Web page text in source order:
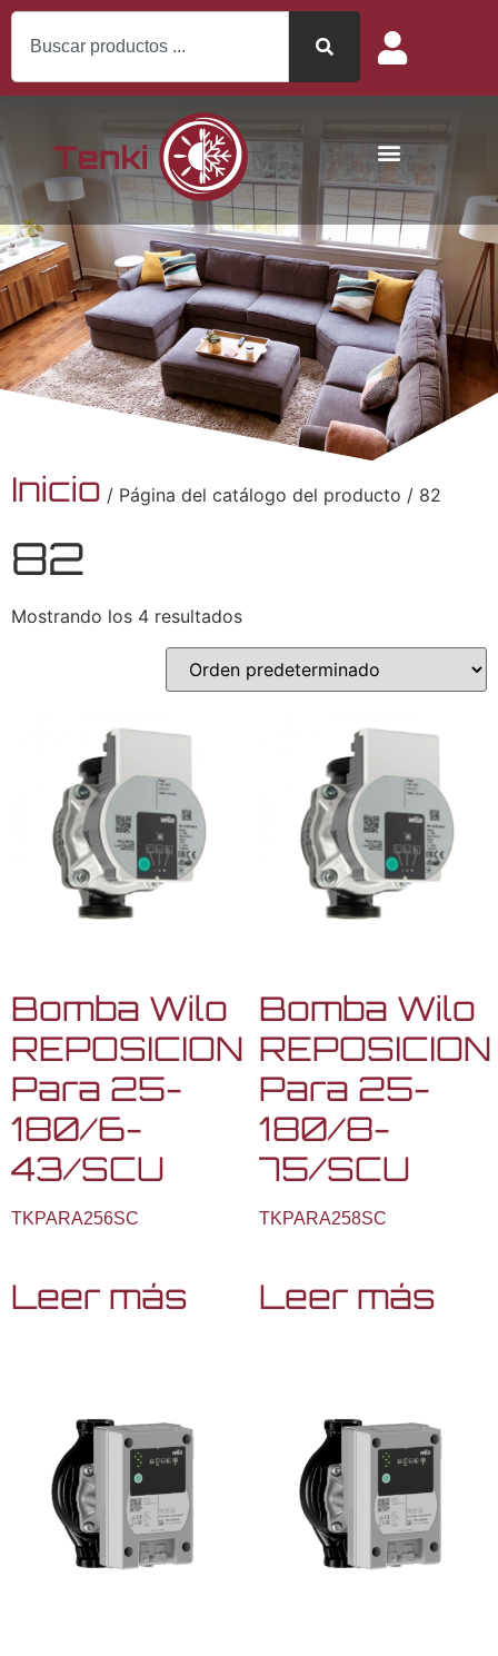
Inicio / Página del catálogo del producto / 82
82
Mostrando los 4 resultados
Bomba Wilo
REPOSICION
Para 25-
180/6-
43/SCU
TKPARA256SC
Leer más
Bomba Wilo
REPOSICION
Para 25-
180/8-
75/SCU
TKPARA258SC
Leer más